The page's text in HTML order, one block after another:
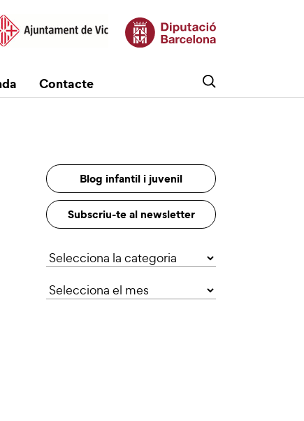
Contacte
Blog infantil i juvenil
Subscriu-te al newsletter
Categories